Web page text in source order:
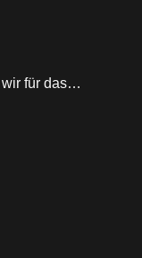
wir für das…